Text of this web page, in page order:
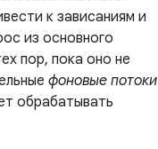
к зависаниям и
из основного
пор, пока оно не
фоновые потоки
обрабатывать